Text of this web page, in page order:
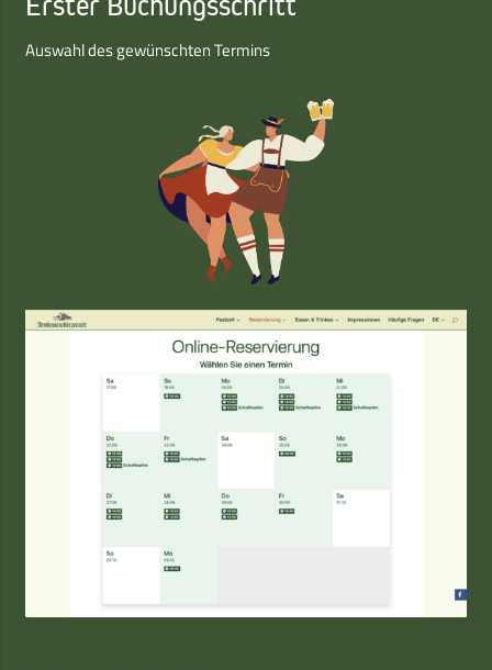
Auswahl des gewünschten Termins